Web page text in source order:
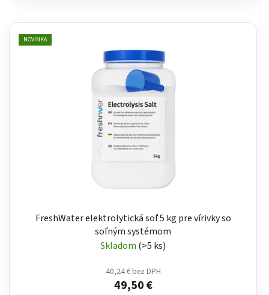
NOVINKA
FreshWater elektrolytická soľ 5 kg pre vírivky so
soľným systémom
Skladom (>5 ks)
40,24 € bez DPH
49,50 €